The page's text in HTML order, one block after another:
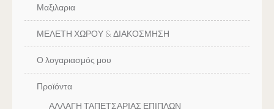
Μαξιλαρια
ΜΕΛΕΤΗ ΧΩΡΟΥ & ΔΙΑΚΟΣΜΗΣΗ
Ο λογαριασμός μου
Προϊόντα
ΑΛΛΑΓΗ ΤΑΠΕΤΣΑΡΙΑΣ ΕΠΙΠΛΩΝ